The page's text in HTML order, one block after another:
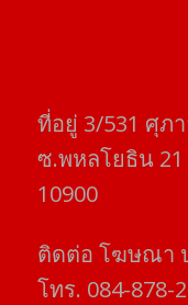
ที่อยู่​ 3/531​ ศุภ
ซ.พหลโยธิน​ 21​
10900
ติดต่อ​ โฆษณา​
โทร​. 084-878-